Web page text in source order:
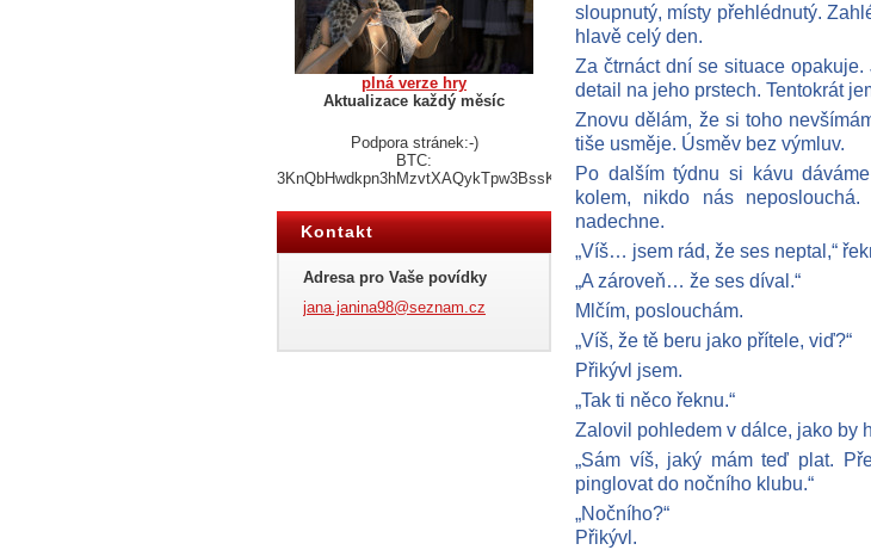
sloupnutý, místy přehlédnutý.
hlavě celý den.
Za čtrnáct dní se situace
detail na jeho prstech. Tentokrát
Znovu dělám, že si toho
tiše usměje. Úsměv bez výmluv.
Po dalším týdnu si kávu
kolem, nikdo nás
nadechne.
„Víš… jsem rád, že ses neptal,“
„A zároveň… že ses díval.“
Mlčím, poslouchám.
„Víš, že tě beru jako přítele, viď?“
Přikývl jsem.
„Tak ti něco řeknu.“
Zalovil pohledem v dálce, jako by
„Sám víš, jaký mám teď plat.
pinglovat do nočního klubu.“
„Nočního?“
Přikývl.
plná verze hry
Aktualizace každý měsíc
Podpora stránek:-)
BTC:
3KnQbHwdkpn3hMzvtXAQykTpw3BssKNY3N
Kontakt
Adresa pro Vaše povídky
jana.janina98@seznam.cz